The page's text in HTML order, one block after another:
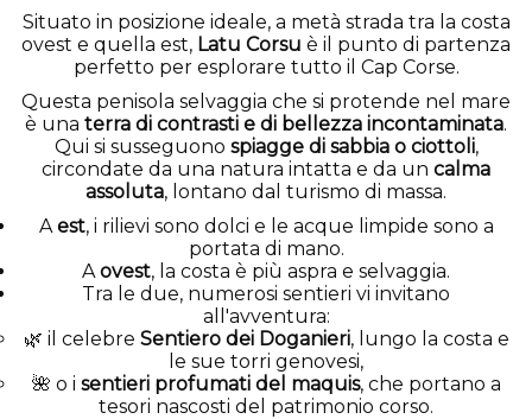
Situato in posizione ideale, a metà strada tra la costa
ovest e quella est, Latu Corsu è il punto di partenza
perfetto per esplorare tutto il Cap Corse.
Questa penisola selvaggia che si protende nel mare
è una terra di contrasti e di bellezza incontaminata.
Qui si susseguono spiagge di sabbia o ciottoli,
circondate da una natura intatta e da un calma
assoluta, lontano dal turismo di massa.
A est, i rilievi sono dolci e le acque limpide sono a
portata di mano.
A ovest, la costa è più aspra e selvaggia.
Tra le due, numerosi sentieri vi invitano
all'avventura:
🌿 il celebre Sentiero dei Doganieri, lungo la costa e
le sue torri genovesi,
🌺 o i sentieri profumati del maquis, che portano a
tesori nascosti del patrimonio corso.